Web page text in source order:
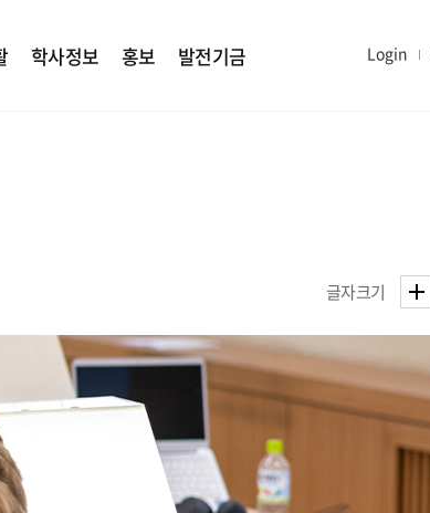
학사정보 홍보 발전기금 Login
글자크기